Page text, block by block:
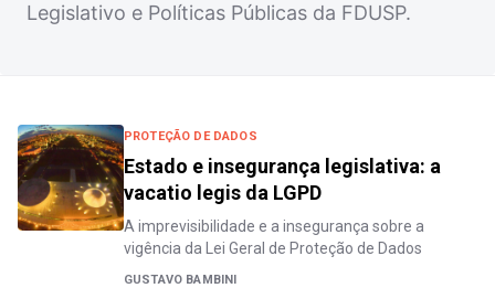
Legislativo e Políticas Públicas da FDUSP.
PROTEÇÃO DE DADOS
Estado e insegurança legislativa: a
vacatio legis da LGPD
A imprevisibilidade e a insegurança sobre a
vigência da Lei Geral de Proteção de Dados
GUSTAVO BAMBINI